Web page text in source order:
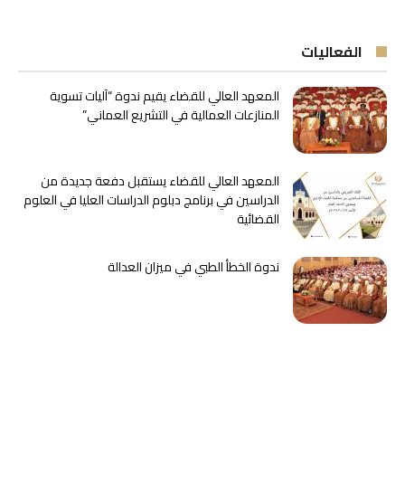
الفعاليات
المعهد العالي للقضاء يقيم ندوة “آليات تسوية
المنازعات العمالية في التشريع العماني”
المعهد العالي للقضاء يستقبل دفعة جديدة من
الدراسين في برنامج دبلوم الدراسات العليا في العلوم
القضائية
ندوة الخطأ الطبي في ميزان العدالة